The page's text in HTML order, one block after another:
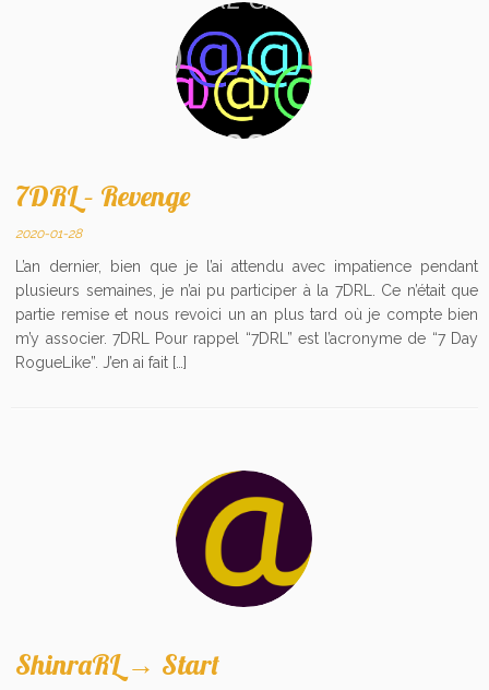
7DRL – Revenge
2020-01-28
L’an dernier, bien que je l’ai attendu avec impatience pendant
plusieurs semaines, je n’ai pu participer à la 7DRL. Ce n’était que
partie remise et nous revoici un an plus tard où je compte bien
m’y associer. 7DRL Pour rappel “7DRL” est l’acronyme de “7 Day
RogueLike”. J’en ai fait […]
ShinraRL → Start